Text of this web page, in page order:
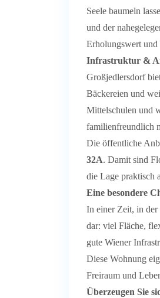
Seele baumeln
und der
Erholungswert und
Infrastruktur &
Großjedlersdorf
Bäckereien und
Mittelschulen und
familienfreundlich
Die öffentliche
32A. Damit sind
die Lage praktisch
Eine besondere
In einer Zeit, in der
dar: viel Fläche,
gute Wiener
Diese Wohnung
Freiraum und
Überzeugen Sie